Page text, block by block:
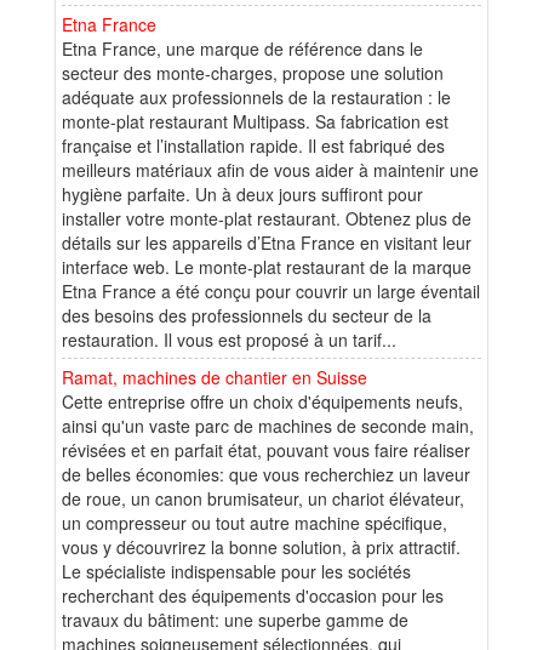
Etna France
Etna France, une marque de référence dans le
secteur des monte-charges, propose une solution
adéquate aux professionnels de la restauration : le
monte-plat restaurant Multipass. Sa fabrication est
française et l’installation rapide. Il est fabriqué des
meilleurs matériaux afin de vous aider à maintenir une
hygiène parfaite. Un à deux jours suffiront pour
installer votre monte-plat restaurant. Obtenez plus de
détails sur les appareils d’Etna France en visitant leur
interface web. Le monte-plat restaurant de la marque
Etna France a été conçu pour couvrir un large éventail
des besoins des professionnels du secteur de la
restauration. Il vous est proposé à un tarif...
Ramat, machines de chantier en Suisse
Cette entreprise offre un choix d'équipements neufs,
ainsi qu'un vaste parc de machines de seconde main,
révisées et en parfait état, pouvant vous faire réaliser
de belles économies: que vous recherchiez un laveur
de roue, un canon brumisateur, un chariot élévateur,
un compresseur ou tout autre machine spécifique,
vous y découvrirez la bonne solution, à prix attractif.
Le spécialiste indispensable pour les sociétés
recherchant des équipements d'occasion pour les
travaux du bâtiment: une superbe gamme de
machines soigneusement sélectionnées, qui